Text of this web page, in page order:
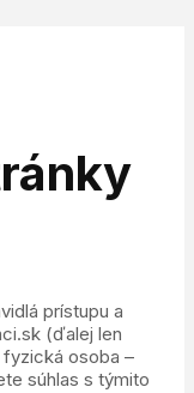
prístupu a
(ďalej len
fyzická osoba –
súhlas s týmito